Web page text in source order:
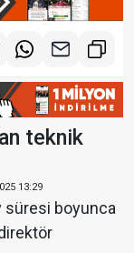
teknik
13:29
süresi boyunca